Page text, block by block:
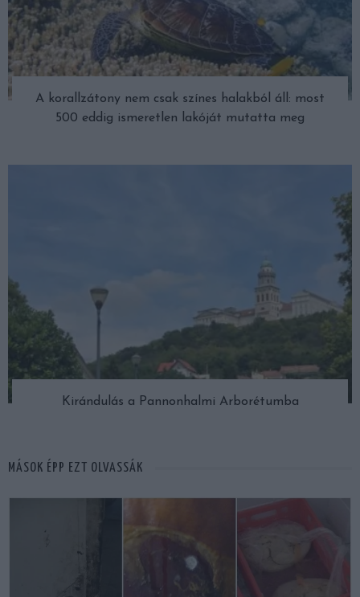
A korallzátony nem csak színes halakból áll: most
500 eddig ismeretlen lakóját mutatta meg
Kirándulás a Pannonhalmi Arborétumba
MÁSOK ÉPP EZT OLVASSÁK